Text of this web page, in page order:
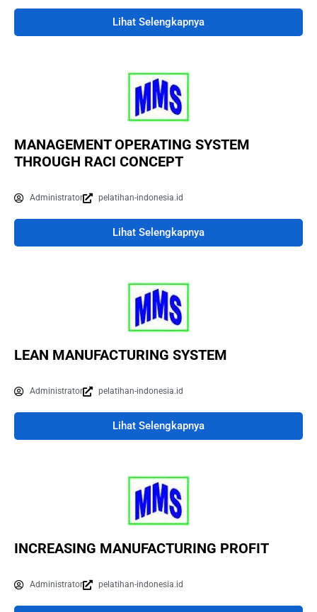
Lihat Selengkapnya
MANAGEMENT OPERATING SYSTEM
THROUGH RACI CONCEPT
Administrator pelatihan-indonesia.id
Lihat Selengkapnya
LEAN MANUFACTURING SYSTEM
Administrator pelatihan-indonesia.id
Lihat Selengkapnya
INCREASING MANUFACTURING PROFIT
Administrator pelatihan-indonesia.id